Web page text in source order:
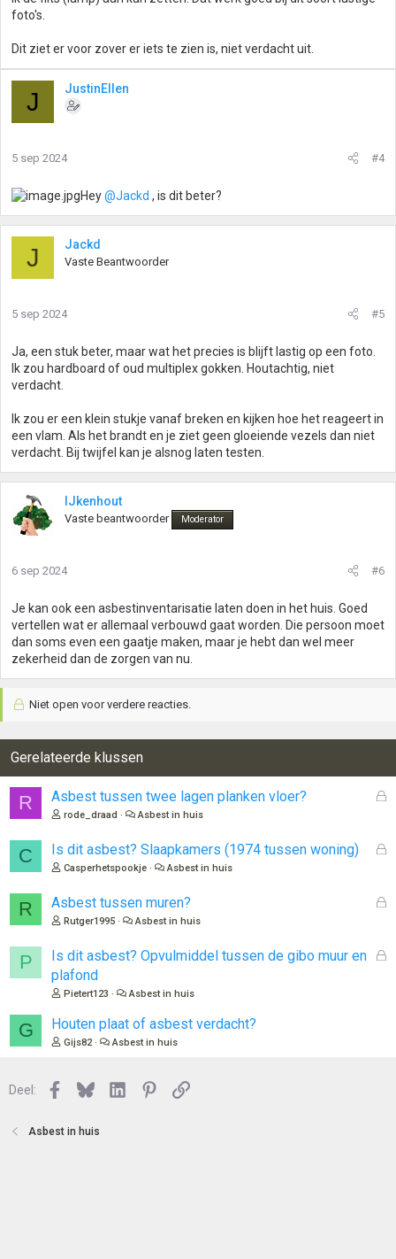
foto's.
Dit ziet er voor zover er iets te zien is, niet verdacht uit.
J JustinEllen
5 sep 2024 #4
Hey@Jackd , is dit beter?
J Jackd
Vaste Beantwoorder
5 sep 2024 #5
Ja, een stuk beter, maar wat het precies is blijft lastig op een foto.
Ik zou hardboard of oud multiplex gokken. Houtachtig, niet
verdacht.
Ik zou er een klein stukje vanaf breken en kijken hoe het reageert in
een vlam. Als het brandt en je ziet geen gloeiende vezels dan niet
verdacht. Bij twijfel kan je alsnog laten testen.
IJkenhout
Vaste beantwoorder Moderator
6 sep 2024 #6
Je kan ook een asbestinventarisatie laten doen in het huis. Goed
vertellen wat er allemaal verbouwd gaat worden. Die persoon moet
dan soms even een gaatje maken, maar je hebt dan wel meer
zekerheid dan de zorgen van nu.
Niet open voor verdere reacties.
Gerelateerde klussen
R
G
n
Asbest tussen twee lagen planken vloer?
rode_draad Asbest in huis
C
G
n
Is dit asbest? Slaapkamers (1974 tussen woning)
Casperhetspookje Asbest in huis
R
G
Asbest tussen muren?
Rutger1995 Asbest in huis
P
G
Is dit asbest? Opvulmiddel tussen de gibo muur en
plafond
Pietert123 Asbest in huis
G Houten plaat of asbest verdacht?
Gijs82 Asbest in huis
Deel: Facebook
BlueskyLinkedInPinterest
Link
Asbest in huis